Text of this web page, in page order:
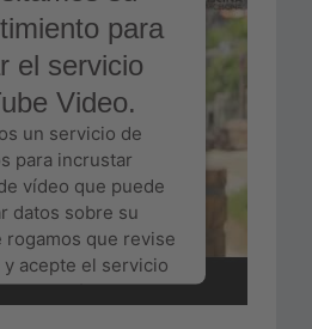
para
el servicio
Video.
un servicio de
para incrustar
vídeo que puede
datos sobre su
rogamos que revise
acepte el servicio
este vídeo.